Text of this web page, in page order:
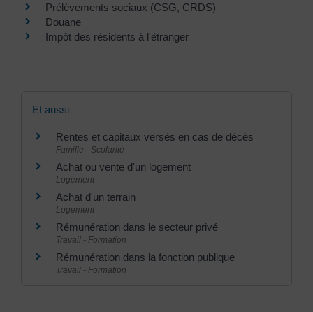
Prélèvements sociaux (CSG, CRDS)
Douane
Impôt des résidents à l'étranger
Et aussi
Rentes et capitaux versés en cas de décès
Famille - Scolarité
Achat ou vente d'un logement
Logement
Achat d'un terrain
Logement
Rémunération dans le secteur privé
Travail - Formation
Rémunération dans la fonction publique
Travail - Formation